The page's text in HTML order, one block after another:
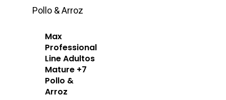
Max
Professional
Line Adultos
Mature +7
Pollo &
Arroz